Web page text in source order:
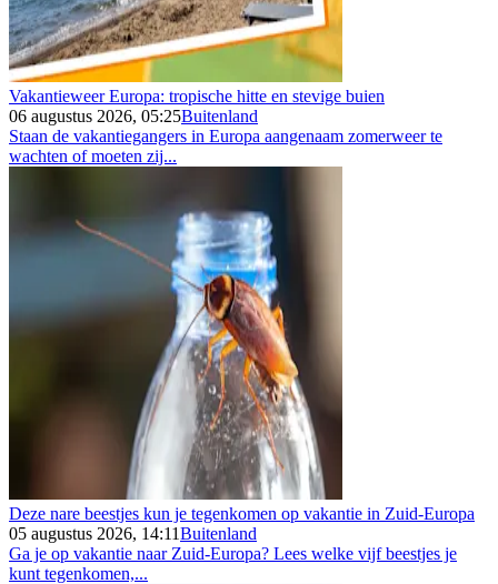
Vakantieweer Europa: tropische hitte en stevige buien
06 augustus 2026, 05:25Buitenland
Staan de vakantiegangers in Europa aangenaam zomerweer te
wachten of moeten zij...
Deze nare beestjes kun je tegenkomen op vakantie in Zuid-Europa
05 augustus 2026, 14:11Buitenland
Ga je op vakantie naar Zuid-Europa? Lees welke vijf beestjes je
kunt tegenkomen,...